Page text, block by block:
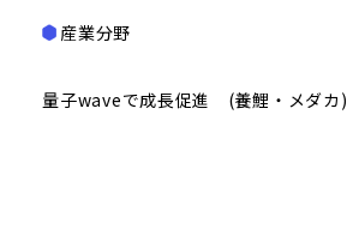
産業分野
量子waveで成長促進 (養鯉・メダカ)